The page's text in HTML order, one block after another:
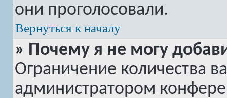
они проголосовали.
Вернуться к началу
» Почему я не могу
Ограничение количества
администратором